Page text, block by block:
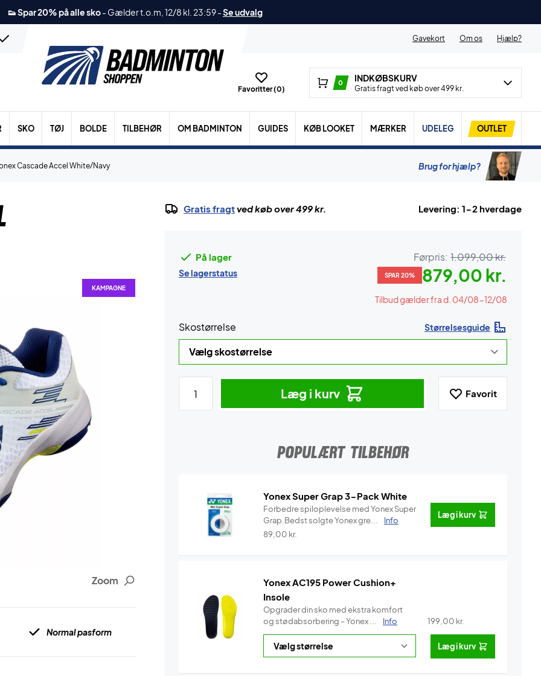
👟 Spar 20% på alle sko- Gælder t.o.m, 12/8 kl. 23:59-Se udvalg
Gavekort Om os Hjælp?
Favoritter (0)
0 INDKØBSKURV
Gratis fragt ved køb over 499 kr.
SKO TØJ BOLDE TILBEHØR OM BADMINTON GUIDES KØB LOOKET MÆRKER UDELEG OUTLET
Cascade Accel White/Navy Brug for hjælp?
Zoom
KAMPAGNE
Normal pasform
Gratis fragtved køb over 499 kr. Levering: 1-2 hverdage
På lager
Se lagerstatus
Førpris: 1.099,00 kr.
SPAR 20% 879,00 kr.
Tilbud gælder fra d. 04/08-12/08
Skostørrelse Størrelsesguide
Læg i kurv Favorit
POPULÆRT TILBEHØR
Yonex Super Grap 3-Pack White
Forbedre spiloplevelse med Yonex Super
Grap.Bedst solgte Yonex gre...
Info
89,00 kr.
Læg i kurv
Yonex AC195 Power Cushion+
Insole
Opgrader din sko med ekstra komfort
og stødabsorbering – Yonex ...
Info 199,00 kr.
Læg i kurv